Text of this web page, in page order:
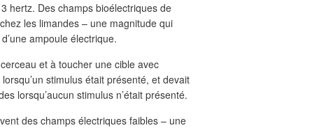
hertz. Des champs bioélectriques de
les limandes – une magnitude qui
ampoule électrique.
et à toucher une cible avec
stimulus était présenté, et devait
lorsqu’aucun stimulus n’était présenté.
des champs électriques faibles – une